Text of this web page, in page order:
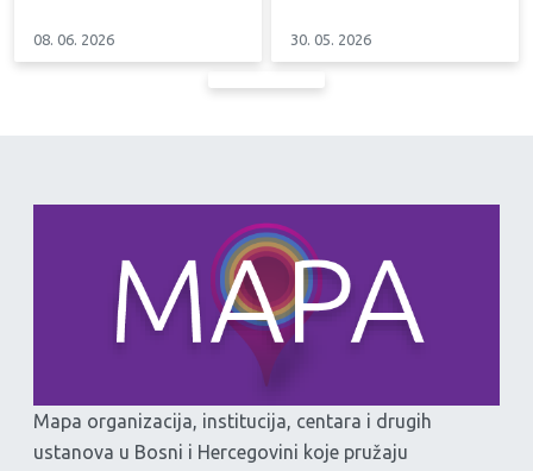
08. 06. 2026 30. 05. 2026
Mapa organizacija, institucija, centara i drugih
ustanova u Bosni i Hercegovini koje pružaju